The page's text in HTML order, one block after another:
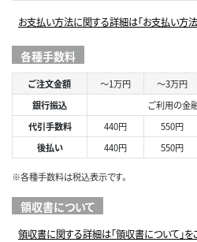
お支払い方法に関する詳細は「お支払い方法
各種手数料
ご注文金額 ～1万円 ～3万円
銀行振込
ご利用の金
代引手数料
440円 550円
後払い
440円 550円
※各種手数料は税込表示です。
領収書について
領収書に関する詳細は「領収書について」を